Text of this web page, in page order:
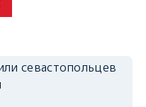
севастопольцев